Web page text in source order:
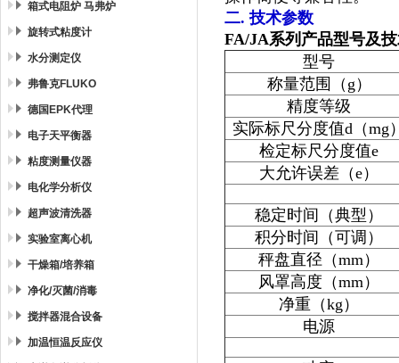
箱式电阻炉 马弗炉
旋转式粘度计
水分测定仪
弗鲁克FLUKO
德国EPK代理
电子天平衡器
粘度测量仪器
电化学分析仪
超声波清洗器
实验室离心机
干燥箱/培养箱
净化/灭菌/消毒
搅拌器混合设备
加温恒温反应仪
二. 技术参数
FA/JA系列产品型号及
型号
称量范围（g）
精度等级
实际标尺分度值d（mg
检定标尺分度值e
大允许误差（e）
稳定时间（典型）
积分时间（可调）
秤盘直径（mm）
风罩高度（mm）
净重（kg）
电源